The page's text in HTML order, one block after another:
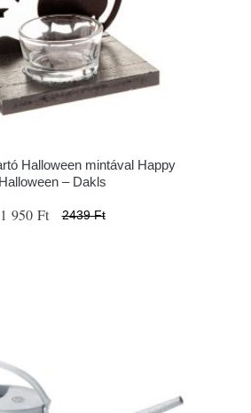
Halloween mintával Happy
Halloween – Dakls
1 950 Ft 2439 Ft